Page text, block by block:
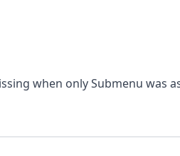
when only Submenu was